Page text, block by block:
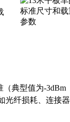
典型值为-3dBm
光纤损耗、连接器